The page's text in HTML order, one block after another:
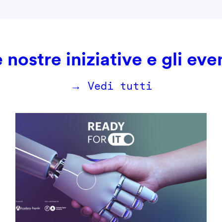
nostre iniziative e gli
→ Vedi tutti